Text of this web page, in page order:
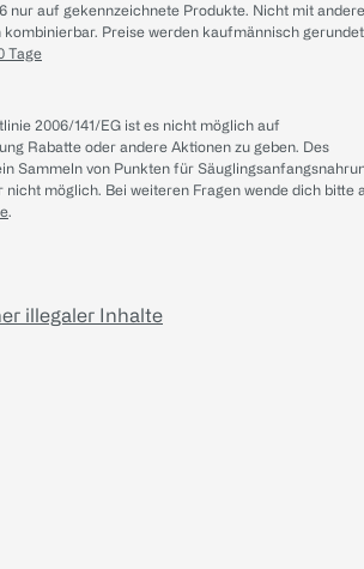
nur auf gekennzeichnete Produkte. Nicht mit
kombinierbar. Preise werden kaufmännisch
Tage
2006/141/EG ist es nicht möglich auf
Rabatte oder andere Aktionen zu geben. Des
Sammeln von Punkten für
nicht möglich. Bei weiteren Fragen wende dich bitte
.
illegaler Inhalte